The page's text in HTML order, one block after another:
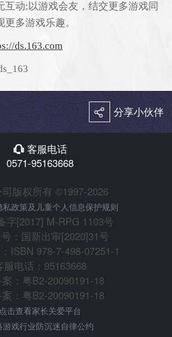
互动;以游戏会友，结交更多游戏同
多游戏乐趣。
ds.163.com
򰀂 分享小伙伴
򰀃 客服电话
0571-95163668
司版权所有 ©1997-2026
私政策及儿童个人信息保护规则
字[2017] M-RPG 1103号
：国新出审[2020]31号
ISBN 978-7-498-07251-1
服电话：95163668
案：粤B2-20090191-18
案：粤B2-20090191-18
点击查看家长关爱平台
游戏行业防沉迷自律公约